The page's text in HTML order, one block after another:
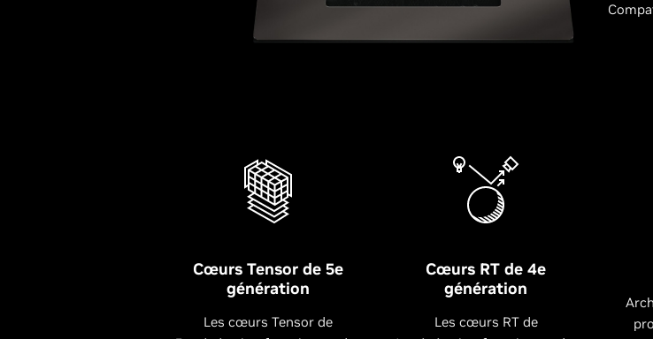
Cœurs Tensor de 5e
génération
Les cœurs Tensor de
Cœurs RT de 4e
génération
Les cœurs RT de